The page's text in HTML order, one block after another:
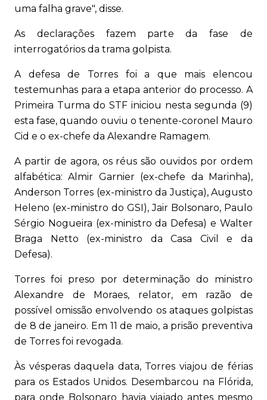
uma falha grave", disse.
As declarações fazem parte da fase de
interrogatórios da trama golpista.
A defesa de Torres foi a que mais elencou
testemunhas para a etapa anterior do processo. A
Primeira Turma do STF iniciou nesta segunda (9)
esta fase, quando ouviu o tenente-coronel Mauro
Cid e o ex-chefe da Alexandre Ramagem.
A partir de agora, os réus são ouvidos por ordem
alfabética: Almir Garnier (ex-chefe da Marinha),
Anderson Torres (ex-ministro da Justiça), Augusto
Heleno (ex-ministro do GSI), Jair Bolsonaro, Paulo
Sérgio Nogueira (ex-ministro da Defesa) e Walter
Braga Netto (ex-ministro da Casa Civil e da
Defesa).
Torres foi preso por determinação do ministro
Alexandre de Moraes, relator, em razão de
possível omissão envolvendo os ataques golpistas
de 8 de janeiro. Em 11 de maio, a prisão preventiva
de Torres foi revogada.
Às vésperas daquela data, Torres viajou de férias
para os Estados Unidos. Desembarcou na Flórida,
para onde Bolsonaro havia viajado antes mesmo